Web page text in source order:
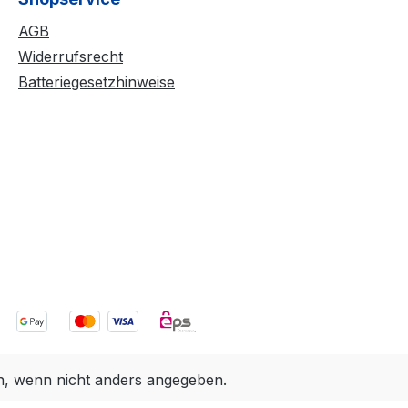
AGB
Widerrufsrecht
Batteriegesetzhinweise
wenn nicht anders angegeben.